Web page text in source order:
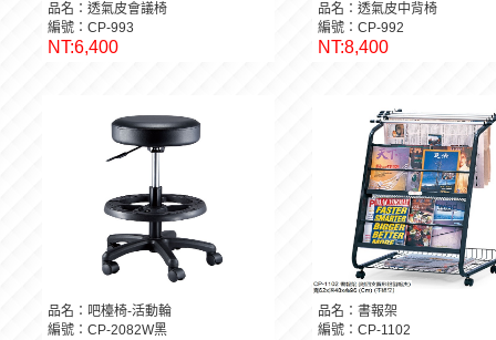
品名：透氣皮會議椅
編號：CP-993
NT:6,400
品名：透氣皮中背椅
編號：CP-992
NT:8,400
品名：吧檯椅-活動輪
編號：CP-2082W黑
品名：書報架
編號：CP-1102